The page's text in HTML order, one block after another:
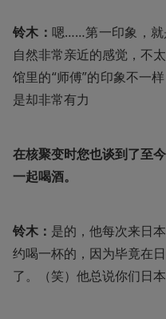
铃木： 嗯……第一印象，就
自然非常亲近的感觉，不
馆里的“师傅”的印象不一
是却非常有力
在核聚变时您也谈到了至
一起喝酒。
铃木： 是的，他每次来日
约喝一杯的，因为毕竟在
了。（笑）他总说你们日